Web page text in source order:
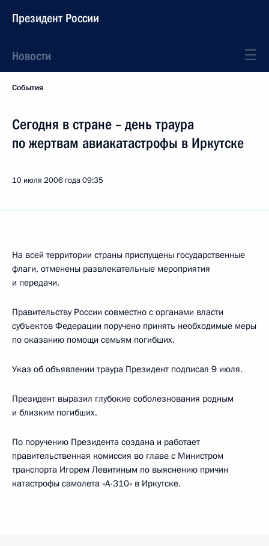
Президент России
Новости
События
Сегодня в стране – день траура
по жертвам авиакатастрофы в Иркутске
10 июля 2006 года09:35
На всей территории страны приспущены государственные
флаги, отменены развлекательные мероприятия
и передачи.
Правительству России совместно с органами власти
субъектов Федерации поручено принять необходимые меры
по оказанию помощи семьям погибших.
Указ об объявлении траура Президент подписал 9 июля.
Президент выразил глубокие соболезнования родным
и близким погибших.
По поручению Президента создана и работает
правительственная комиссия во главе с Министром
транспорта Игорем Левитиным по выяснению причин
катастрофы самолета «А-310» в Иркутске.